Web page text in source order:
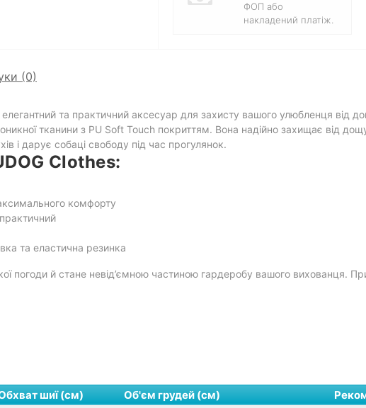
ФОП або
накладений платіж.
(0)
та практичний аксесуар для захисту вашого улюбленця від
тканини з PU Soft Touch покриттям. Вона надійно захищає від
дарує собаці свободу під час прогулянок.
Clothes:
комфорту
та еластична резинка
погоди й стане невід’ємною частиною гардеробу вашого вихованця.
шиї (см) Об'єм грудей (см)